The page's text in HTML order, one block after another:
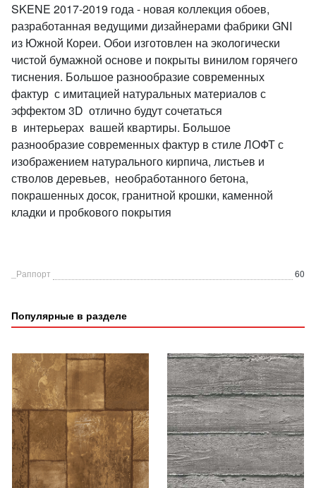
SKENE 2017-2019 года - новая коллекция обоев,
разработанная ведущими дизайнерами фабрики GNI
из Южной Кореи. Обои изготовлен на экологически
чистой бумажной основе и покрыты винилом горячего
тиснения. Большое разнообразие современных
фактур с имитацией натуральных материалов с
эффектом 3D отлично будут сочетаться
в интерьерах вашей квартиры. Большое
разнообразие современных фактур в стиле ЛОФТ с
изображением натурального кирпича, листьев и
стволов деревьев, необработанного бетона,
покрашенных досок, гранитной крошки, каменной
кладки и пробкового покрытия
_Раппорт 60
Популярные в разделе